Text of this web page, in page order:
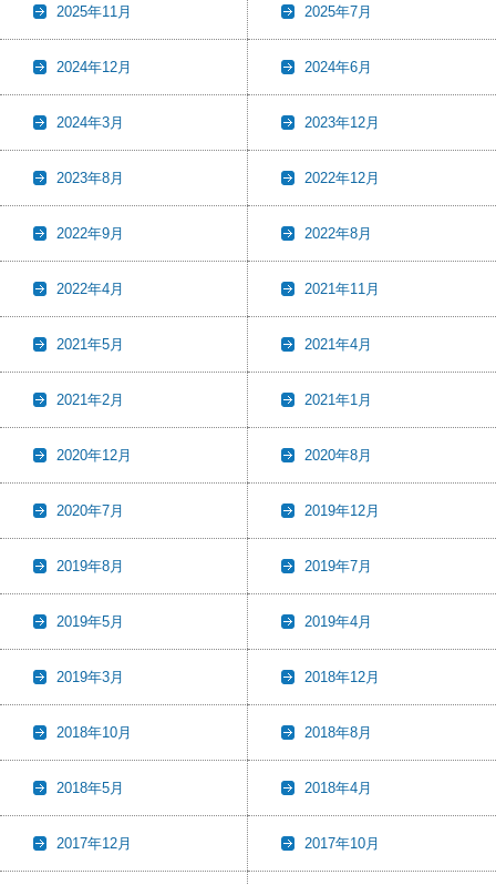
2025年11月 2025年7月
2024年12月 2024年6月
2024年3月 2023年12月
2023年8月 2022年12月
2022年9月 2022年8月
2022年4月 2021年11月
2021年5月 2021年4月
2021年2月 2021年1月
2020年12月 2020年8月
2020年7月 2019年12月
2019年8月 2019年7月
2019年5月 2019年4月
2019年3月 2018年12月
2018年10月 2018年8月
2018年5月 2018年4月
2017年12月 2017年10月